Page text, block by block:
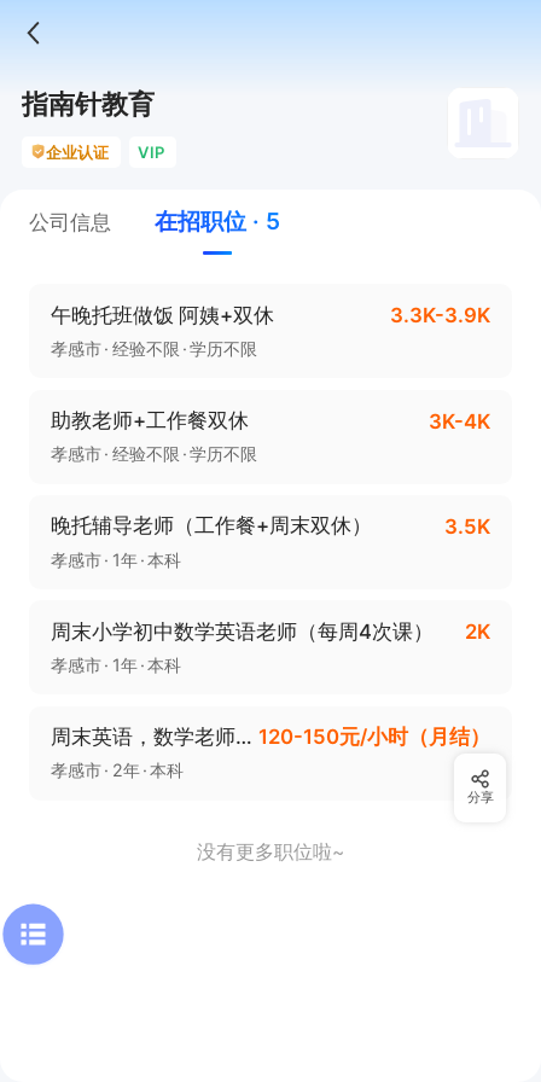
指南针教育
企业认证 VIP
公司信息 在招职位 · 5
午晚托班做饭 阿姨+双休 3.3K-3.9K
孝感市 经验不限 学历不限
助教老师+工作餐双休 3K-4K
孝感市 经验不限 学历不限
晚托辅导老师（工作餐+周末双休） 3.5K
孝感市 1年 本科
周末小学初中数学英语老师（每周4次课） 2K
孝感市 1年 本科
周末英语，数学老师+双休 120-150元/小时（月结）
孝感市 2年 本科
没有更多职位啦~
分享